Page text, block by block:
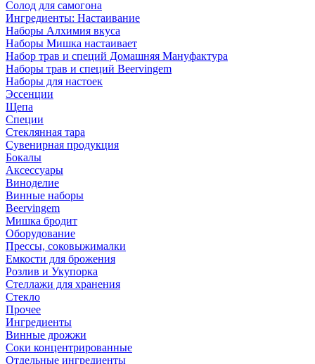
Солод для самогона
Ингредиенты: Настаивание
Наборы Алхимия вкуса
Наборы Мишка настаивает
Набор трав и специй Домашняя Мануфактура
Наборы трав и специй Beervingem
Наборы для настоек
Эссенции
Щепа
Специи
Стеклянная тара
Сувенирная продукция
Бокалы
Аксессуары
Виноделие
Винные наборы
Beervingem
Мишка бродит
Оборудование
Прессы, соковыжималки
Емкости для брожения
Розлив и Укупорка
Стеллажи для хранения
Стекло
Прочее
Ингредиенты
Винные дрожжи
Соки концентрированные
Отдельные ингредиенты